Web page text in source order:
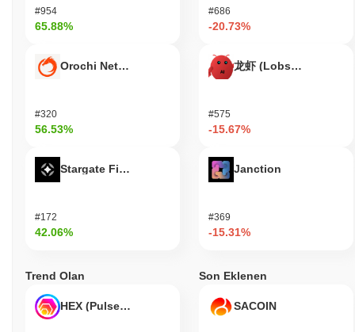
#954
65.88%
Orochi Network
#320
56.53%
Stargate Finance
#172
42.06%
#686
-20.73%
龙虾 (Lobster)
#575
-15.67%
Janction
#369
-15.31%
Trend Olan
HEX (Pulsechain)
Son Eklenen
SACOIN